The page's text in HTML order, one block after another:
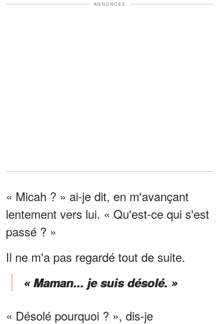
ANNONCES
« Micah ? » ai-je dit, en m'avançant
lentement vers lui. « Qu'est-ce qui s'est
passé ? »
Il ne m'a pas regardé tout de suite.
« Maman... je suis désolé. »
« Désolé pourquoi ? », dis-je